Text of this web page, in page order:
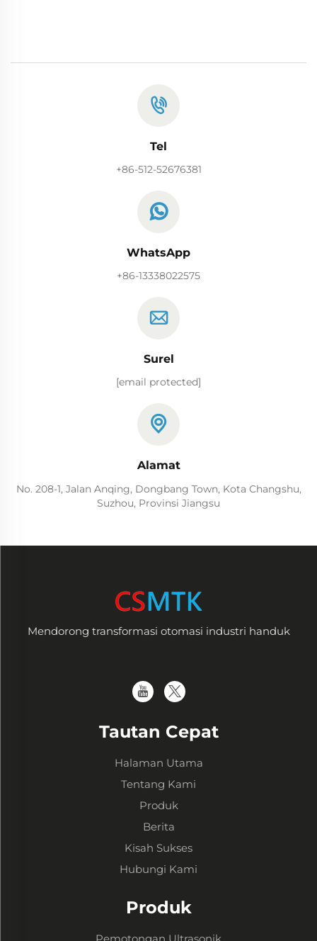
Tel
+86-512-52676381
WhatsApp
+86-13338022575
Surel
[email protected]
Alamat
No. 208-1, Jalan Anqing, Dongbang Town, Kota Changshu,
Suzhou, Provinsi Jiangsu
Mendorong transformasi otomasi industri handuk
Tautan Cepat
Halaman Utama
Tentang Kami
Produk
Berita
Kisah Sukses
Hubungi Kami
Produk